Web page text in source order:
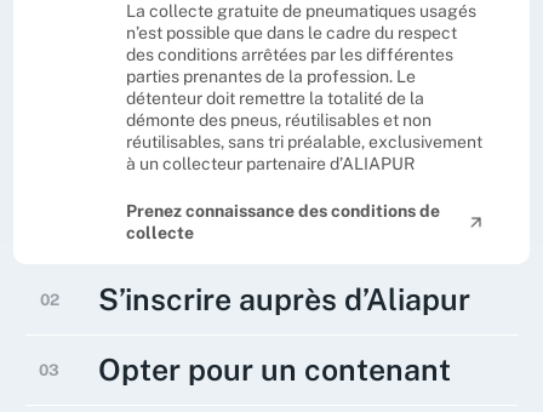
La collecte gratuite de pneumatiques usagés
n’est possible que dans le cadre du respect
des conditions arrêtées par les différentes
parties prenantes de la profession. Le
détenteur doit remettre la totalité de la
démonte des pneus, réutilisables et non
réutilisables, sans tri préalable, exclusivement
à un collecteur partenaire d’ALIAPUR
Prenez connaissance des conditions de
collecte
02 S’inscrire auprès d’Aliapur
Vous êtes professionnels de l’automobile ou
de la moto ? Vous commercialisez des pneus
03 Opter pour un contenant